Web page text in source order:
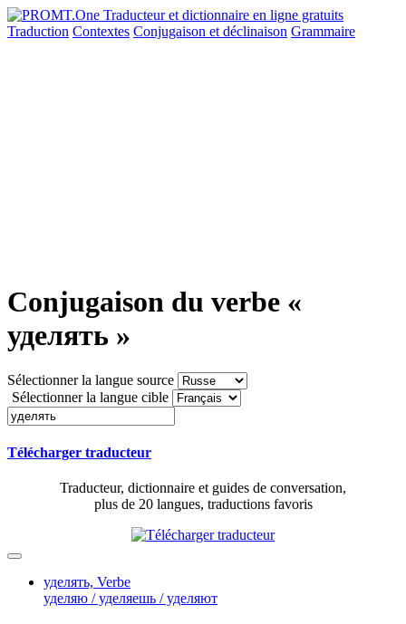
Traduction Contextes Conjugaison et déclinaison Grammaire
Conjugaison du verbe «
уделять »
Sélectionner la langue source
Sélectionner la langue cible
Télécharger traducteur
Traducteur, dictionnaire et guides de conversation,
plus de 20 langues, traductions favoris
уделять, Verbe
уделяю / уделяешь / уделяют